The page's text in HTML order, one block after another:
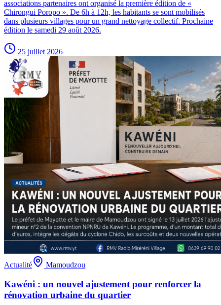
associations partenaires ont organisé la première édition de «
Chirongui Poropo ». De 6h à 12h, les habitants se sont mobilisés
dans plusieurs villages pour un grand nettoyage collectif. Prochaine
édition le samedi 29 août 2026.
25 juillet 2026
Actualité Mamoudzou
Kawéni : un nouvel ajustement pour renforcer la
rénovation urbaine du quartier